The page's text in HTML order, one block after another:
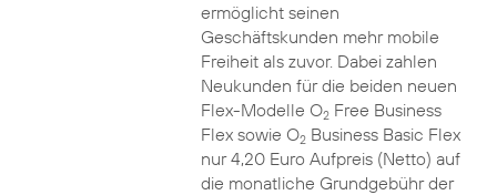
ermöglicht seinen
Geschäftskunden mehr mobile
Freiheit als zuvor. Dabei zahlen
Neukunden für die beiden neuen
Flex-Modelle O2Free Business
Flex sowie O2Business Basic Flex
nur 4,20 Euro Aufpreis (Netto) auf
die monatliche Grundgebühr der